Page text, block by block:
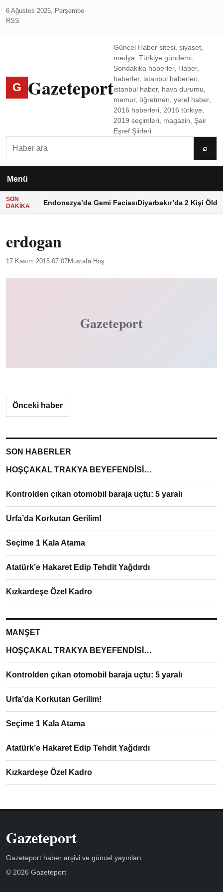
6 Ağustos 2026, Perşembe
RSS
G Gazeteport
Güncel Haber sitesi, siyaset,
medya, Türkiye gündemi,
Sondakika haberler, Haber,
haberler, istanbul haberleri,
istanbul haber, hava durumu,
memur, öğretmen, yerel haber,
2016 haberleri, 2016 türkiye,
2019 seçimleri, magazin, Şair
Eşref Şiirleri
⌕
Menü
SON
DAKIKA
Endonezya’da Gemi FaciasıDiyarbakır’da 2 Kişi Öldü
erdogan
17 Kasım 2015 07:07Mustafa Hoş
Gazeteport
Önceki haber
SON HABERLER
HOŞÇAKAL TRAKYA BEYEFENDİSİ…
Kontrolden çıkan otomobil baraja uçtu: 5 yaralı
Urfa’da Korkutan Gerilim!
Seçime 1 Kala Atama
Atatürk’e Hakaret Edip Tehdit Yağdırdı
Kızkardeşe Özel Kadro
MANŞET
HOŞÇAKAL TRAKYA BEYEFENDİSİ…
Kontrolden çıkan otomobil baraja uçtu: 5 yaralı
Urfa’da Korkutan Gerilim!
Seçime 1 Kala Atama
Atatürk’e Hakaret Edip Tehdit Yağdırdı
Kızkardeşe Özel Kadro
Gazeteport
Gazeteport haber arşivi ve güncel yayınları.
© 2026 Gazeteport